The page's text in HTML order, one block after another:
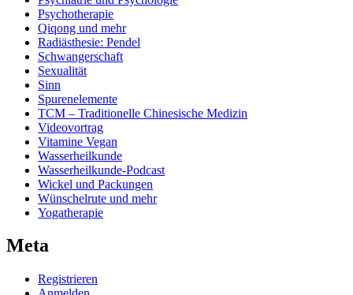
Psychotherapie
Qiqong und mehr
Radiästhesie: Pendel
Schwangerschaft
Sexualität
Sinn
Spurenelemente
TCM – Traditionelle Chinesische Medizin
Videovortrag
Vitamine Vegan
Wasserheilkunde
Wasserheilkunde-Podcast
Wickel und Packungen
Wünschelrute und mehr
Yogatherapie
Meta
Registrieren